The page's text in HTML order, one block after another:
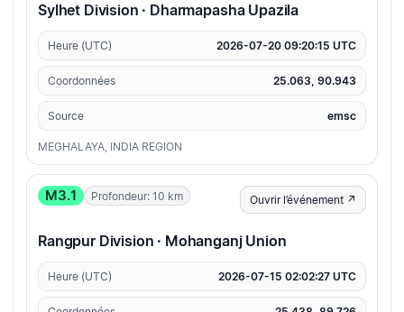
Sylhet Division · Dharmapasha Upazila
Heure (UTC) 2026-07-20 09:20:15 UTC
Coordonnées 25.063, 90.943
Source emsc
MEGHALAYA, INDIA REGION
M3.1 Profondeur: 10 km Ouvrir l’événement ↗
Rangpur Division · Mohanganj Union
Heure (UTC) 2026-07-15 02:02:27 UTC